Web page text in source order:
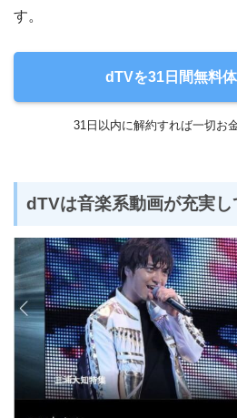
す。
dTVを31日間無料
31日以内に解約すれば一切お
dTVは音楽系動画が充実し